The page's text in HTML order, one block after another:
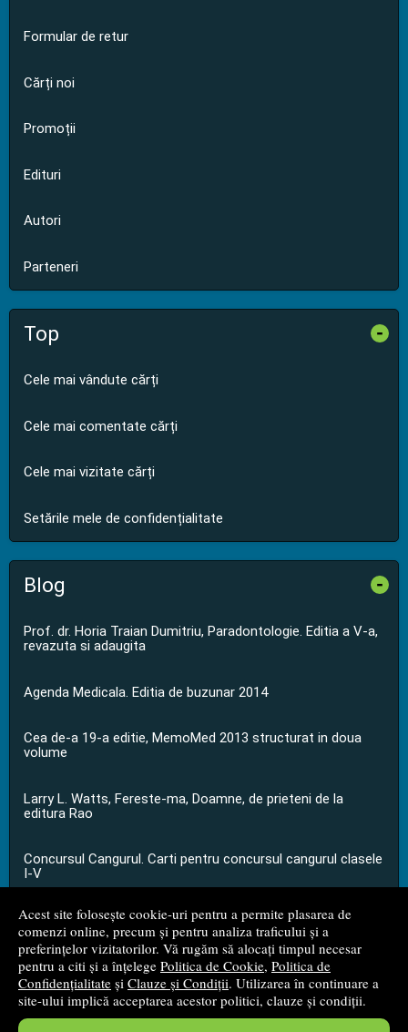
Acest site folosește cookie-uri pentru a permite plasarea de
comenzi online, precum și pentru analiza traficului și a
preferințelor vizitatorilor. Vă rugăm să alocați timpul necesar
pentru a citi și a înțelege Politica de Cookie, Politica de
Confidențialitate și Clauze și Condiții. Utilizarea în continuare a
site-ului implică acceptarea acestor politici, clauze și condiții.
Formular de retur
Cărți noi
Promoții
Edituri
Autori
Parteneri
Top -
Cele mai vândute cărți
Cele mai comentate cărți
Cele mai vizitate cărți
Setările mele de confidențialitate
Blog -
Prof. dr. Horia Traian Dumitriu, Paradontologie. Editia a V-a,
revazuta si adaugita
Agenda Medicala. Editia de buzunar 2014
Cea de-a 19-a editie, MemoMed 2013 structurat in doua
volume
Larry L. Watts, Fereste-ma, Doamne, de prieteni de la
editura Rao
Concursul Cangurul. Carti pentru concursul cangurul clasele
I-V
...toate știrile
© 2008 - 2026S.C. M.G. Net Distribution S.R.L.
Magazin onlinecreat deVital Soft